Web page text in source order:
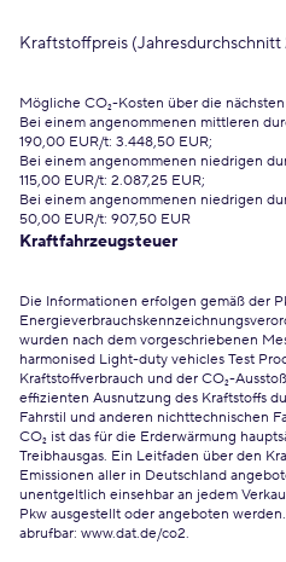
Kraftstoffpreis (Jahresdurchschnitt
Mögliche CO₂-Kosten über die
Bei einem angenommenen mittleren
190,00 EUR/t: 3.448,50 EUR;
Bei einem angenommenen niedrigen
115,00 EUR/t: 2.087,25 EUR;
Bei einem angenommenen niedrigen
50,00 EUR/t: 907,50 EUR
Kraftfahrzeugsteuer
Die Informationen erfolgen gemäß der
wurden nach dem vorgeschriebenen
harmonised Light-duty vehicles Test
Kraftstoffverbrauch und der CO₂-
effizienten Ausnutzung des Kraftstoffs
Fahrstil und anderen nichttechnischen
CO₂ ist das für die Erderwärmung
Treibhausgas. Ein Leitfaden über den
Emissionen aller in Deutschland
unentgeltlich einsehbar an jedem
Pkw ausgestellt oder angeboten
abrufbar: www.dat.de/co2.